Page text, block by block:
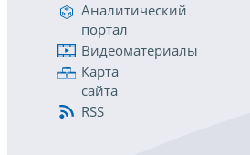
Аналитический
портал
Видеоматериалы
Карта
сайта
RSS